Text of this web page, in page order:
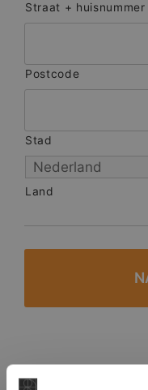
Straat + huisnummer
Postcode
Stad
Land
#1 in de